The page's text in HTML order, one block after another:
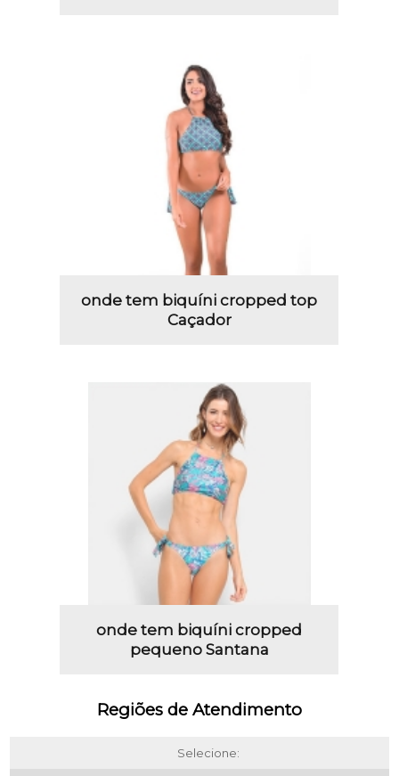
onde tem biquíni cropped top
Caçador
onde tem biquíni cropped
pequeno Santana
Regiões de Atendimento
Selecione: